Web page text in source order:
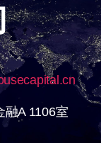
融A 1106室